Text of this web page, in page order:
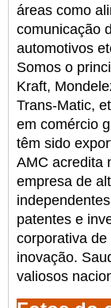
áreas como
comunicação
automotivos
Somos o
Kraft,
Trans-Matic,
em comércio
têm sido
AMC acredita
empresa de
independentes
patentes e
corporativa
inovação.
valiosos